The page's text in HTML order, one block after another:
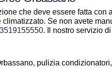
che deve essere fatta
Se non avete
3519155550. Il nostro servizio
pulizia